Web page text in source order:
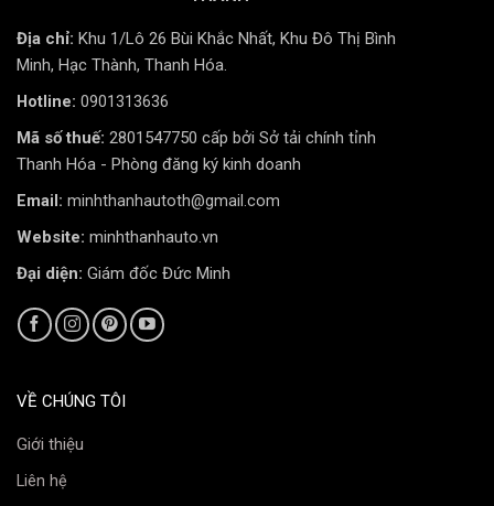
Đa Năng Vượt Trội Với 3 Chế Độ Màu Linh Hoạt
Đèn bi gầm X-LIGHT F10 2.0 NEW
hành hoàn hảo cho mọi điều kiện thời tiết:
Nhiệt màu 3000K (Vàng đậm):“Vũ khí” tối thượng khi
đi trong mưa lớn và sương mù dày đặc, cho khả năng
bám đường và xuyên phá tốt nhất.
Nhiệt màu 4300K (Vàng nắng):
hoạt cho điều kiện mưa nhẹ, sương mù hoặc đường
ướt.
Nhiệt màu 5500K (Trắng):
cường khả năng chiếu xa.
Địa chỉ: Khu 1/Lô 26 Bùi Khắc Nhất, Khu Đô Thị Bình
Minh, Hạc Thành, Thanh Hóa.
Hotline: 0901313636
Mã số thuế: 2801547750 cấp bởi Sở tải chính tỉnh
Thanh Hóa - Phòng đăng ký kinh doanh
Email: minhthanhautoth@gmail.com
Website: minhthanhauto.vn
Đại diện: Giám đốc Đức Minh
VỀ CHÚNG TÔI
Giới thiệu
Liên hệ